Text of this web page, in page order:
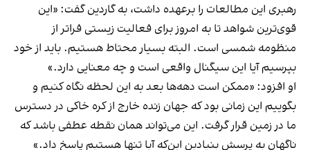
رهبری این مطالعات را برعهده داشت، به گاردین گفت: «این
قوی‌ترین شواهد تا به امروز برای فعالیت زیستی فراتر از
منظومه شمسی است. البته بسیار محتاط هستیم. باید از خود
بپرسیم آیا این سیگنال واقعی است و چه معنایی دارد.»
او افزود: «ممکن است دهه‌ها بعد به این لحظه نگاه کنیم و
بگوییم این زمانی بود که جهان زنده خارج از کره خاکی در دسترس
ما در زمین قرار گرفت. این می‌تواند همان نقطه عطفی باشد که
ناگهان به پرسش بنیادینِ این‌که آیا تنها هستیم پاسخ داد.»